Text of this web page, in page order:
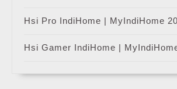
Hsi Pro IndiHome | MyIndiHome
Hsi Gamer IndiHome |